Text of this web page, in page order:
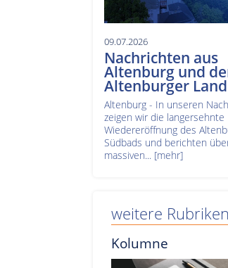
09.07.2026
Nachrichten aus
Altenburg und
Altenburger Land
Altenburg - In unseren
zeigen wir die langersehnte
Wiedereröffnung des
Südbads und berichten
massiven... [mehr]
weitere Rubriken
Kolumne